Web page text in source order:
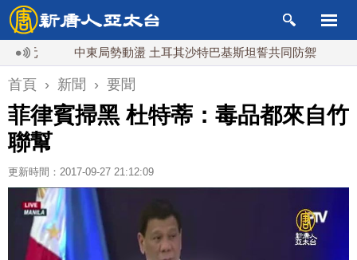
中東局勢動盪 土耳其沙特巴基斯坦誓共同防禦
首頁 › 新聞 › 要聞
菲律賓掃黑 杜特蒂：毒品都來自竹
聯幫
更新時間：2017-09-27 21:12:09